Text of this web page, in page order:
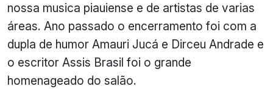
nossa musica piauiense e de artistas de varias
áreas. Ano passado o encerramento foi com a
dupla de humor Amauri Jucá e Dirceu Andrade e
o escritor Assis Brasil foi o grande
homenageado do salão.